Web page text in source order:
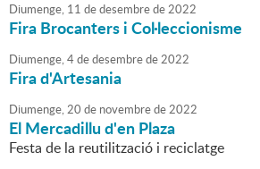
Diumenge, 11 dedesembrede2022
Fira Brocanters i Col·leccionisme
Diumenge,4dedesembrede2022
Fira d'Artesania
Diumenge,20 de novembrede2022
El Mercadillu d'en Plaza
Festa de la reutilització i reciclatge